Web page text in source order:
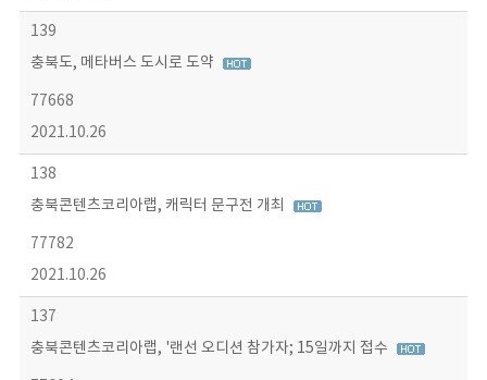
139
충북도, 메타버스 도시로 도약
77668
2021.10.26
138
충북콘텐츠코리아랩, 캐릭터 문구전 개최
77782
2021.10.26
137
충북콘텐츠코리아랩, '랜선 오디션 참가자; 15일까지 접수